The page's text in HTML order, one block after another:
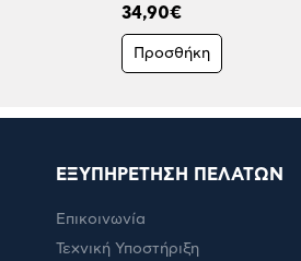
34,90€
Προσθήκη
ΕΞΥΠΗΡΕΤΗΣΗ ΠΕΛΑΤΩΝ
Επικοινωνία
Τεχνική Υποστήριξη